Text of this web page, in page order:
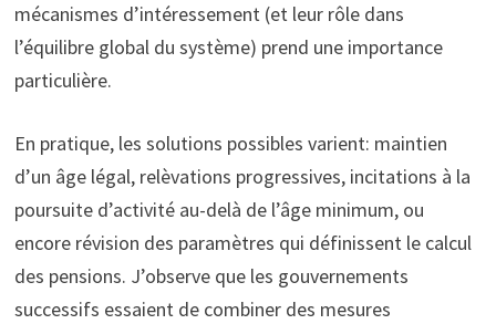
mécanismes d’intéressement (et leur rôle dans
l’équilibre global du système) prend une importance
particulière.
En pratique, les solutions possibles varient: maintien
d’un âge légal, relèvations progressives, incitations à la
poursuite d’activité au-delà de l’âge minimum, ou
encore révision des paramètres qui définissent le calcul
des pensions. J’observe que les gouvernements
successifs essaient de combiner des mesures